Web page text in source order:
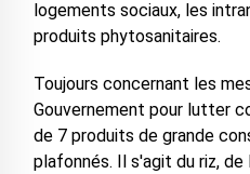
logements sociaux, les
produits phytosanitaires.
Toujours concernant les
Gouvernement pour lutter
de 7 produits de grande
plafonnés. Il s'agit du riz, de